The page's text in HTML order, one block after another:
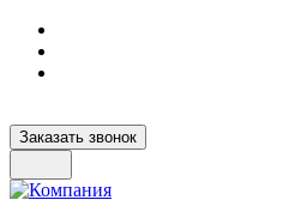
Заказать звонок